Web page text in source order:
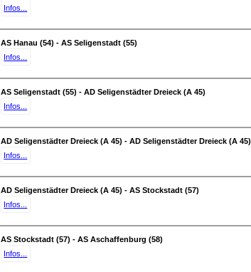
Infos...
AS Hanau (54) - AS Seligenstadt (55)
Infos...
AS Seligenstadt (55) - AD Seligenstädter Dreieck (A 45)
Infos...
AD Seligenstädter Dreieck (A 45) - AD Seligenstädter Dreieck (A 45)
Infos...
AD Seligenstädter Dreieck (A 45) - AS Stockstadt (57)
Infos...
AS Stockstadt (57) - AS Aschaffenburg (58)
Infos...